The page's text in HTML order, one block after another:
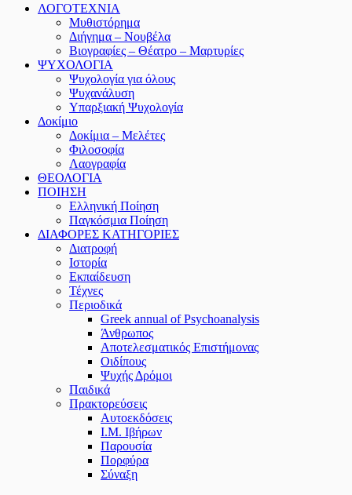
ΛΟΓΟΤΕΧΝΙΑ
Μυθιστόρημα
Διήγημα – Νουβέλα
Βιογραφίες – Θέατρο – Μαρτυρίες
ΨΥΧΟΛΟΓΙΑ
Ψυχολογία για όλους
Ψυχανάλυση
Υπαρξιακή Ψυχολογία
Δοκίμιο
Δοκίμια – Μελέτες
Φιλοσοφία
Λαογραφία
ΘΕΟΛΟΓΙΑ
ΠΟΙΗΣΗ
Ελληνική Ποίηση
Παγκόσμια Ποίηση
ΔΙΑΦΟΡΕΣ ΚΑΤΗΓΟΡΙΕΣ
Διατροφή
Ιστορία
Εκπαίδευση
Τέχνες
Περιοδικά
Greek annual of Psychoanalysis
Άνθρωπος
Αποτελεσματικός Επιστήμονας
Οιδίπους
Ψυχής Δρόμοι
Παιδικά
Πρακτoρεύσεις
Αυτοεκδόσεις
Ι.Μ. Ιβήρων
Παρουσία
Πορφύρα
Σύναξη